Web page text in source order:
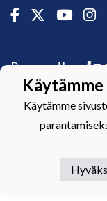
Powered by
Käytämme